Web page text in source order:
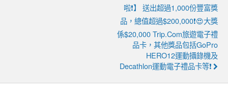
啦❗】 送出超過1,000份豐富獎
品，總值超過$200,000❗😍大獎
係$20,000 Trip.com旅遊電子禮
品卡，其他獎品包括GoPro
HERO12運動攝錄機及
Decathlon運動電子禮品卡等❗